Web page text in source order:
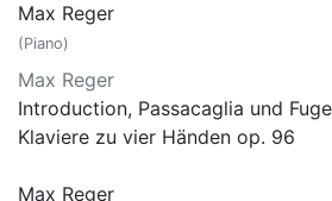
Max Reger
(Piano)
Max Reger
Introduction, Passacaglia und
Klaviere zu vier Händen op. 96
Max Reger